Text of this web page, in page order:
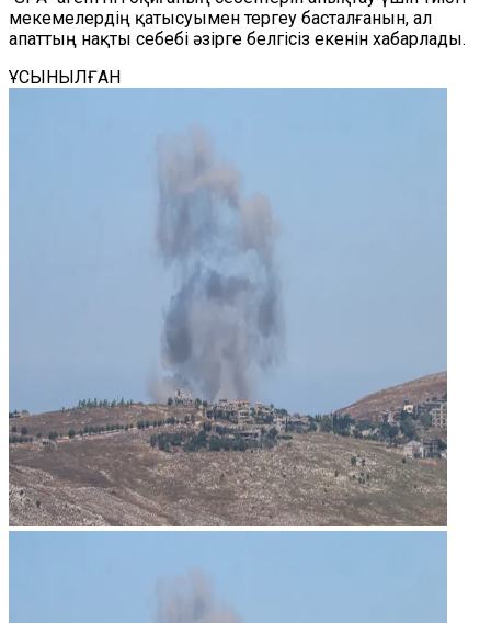
мекемелердің қатысуымен тергеу басталғанын, ал
апаттың нақты себебі әзірге белгісіз екенін хабарлады.
ҰСЫНЫЛҒАН